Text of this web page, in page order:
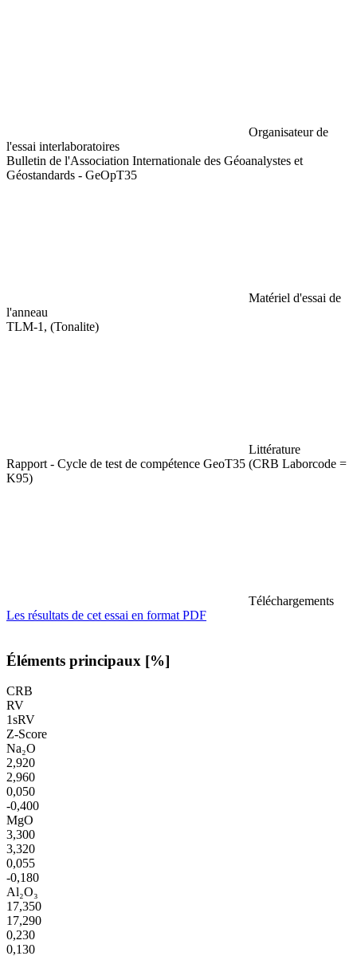
Organisateur de
l'essai interlaboratoires
Bulletin de l'Association Internationale des Géoanalystes et
Géostandards - GeOpT35
Matériel d'essai de
l'anneau
TLM-1, (Tonalite)
Littérature
Rapport - Cycle de test de compétence GeoT35 (CRB Laborcode =
K95)
Téléchargements
Les résultats de cet essai en format PDF
Éléments principaux [%]
CRB
RV
1sRV
Z-Score
Na₂O
2,920
2,960
0,050
-0,400
MgO
3,300
3,320
0,055
-0,180
Al₂O₃
17,350
17,290
0,230
0,130